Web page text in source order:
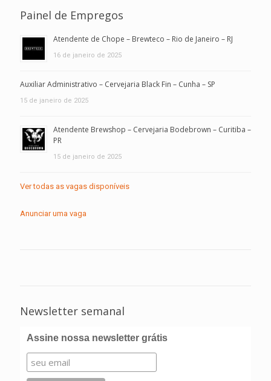
Painel de Empregos
Atendente de Chope – Brewteco – Rio de Janeiro – RJ
16 de janeiro de 2025
Auxiliar Administrativo – Cervejaria Black Fin – Cunha – SP
15 de janeiro de 2025
Atendente Brewshop – Cervejaria Bodebrown – Curitiba –
PR
15 de janeiro de 2025
Ver todas as vagas disponíveis
Anunciar uma vaga
Newsletter semanal
Assine nossa newsletter grátis